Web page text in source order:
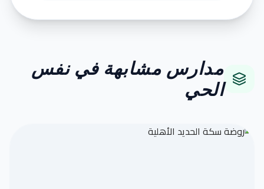
مدارس مشابهة في نفس
الحي